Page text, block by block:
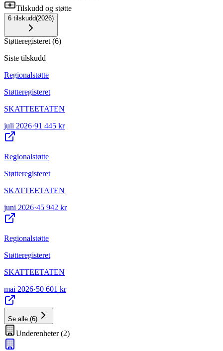
Tilskudd og støtte
6 tilskudd(2026)
Støtteregisteret (6)
Siste tilskudd
Regionalstøtte
Støtteregisteret
SKATTEETATEN
juli 2026·91 445 kr
Regionalstøtte
Støtteregisteret
SKATTEETATEN
juni 2026·45 942 kr
Regionalstøtte
Støtteregisteret
SKATTEETATEN
mai 2026·50 601 kr
Se alle (6)
Underenheter(2)